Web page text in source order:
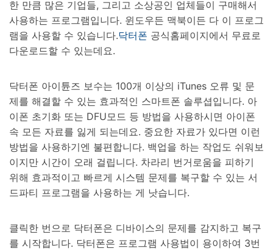
한 만큼 많은 기업들, 그리고 소상공인 업체들이 구매해서
사용하는 프로그램입니다. 윈도우든 맥북이든 다 이 프로그
램을 사용할 수 있습니다.닥터폰 공식홈페이지에서 무료로
다운로드할 수 있는데요.
닥터폰 아이튠즈 보수는 100개 이상의 iTunes 오류 및 문
제를 해결할 수 있는 효과적인 스마트폰 솔루셥입니다. 아
이폰 초기화 또는 DFU모드 등 방법을 사용하시면 아이폰
속 모든 자료를 잃게 되는데요. 중요한 자료가 있다면 이런
방법을 사용하기엔 불편합니다. 백업을 하는 작업도 쉬워보
이지만 시간이 오래 걸립니다. 차라리 번거로움을 피하기
위해 효과적이고 빠르게 시스템 문제를 복구할 수 있는 서
드파티 프로그램을 사용하는 게 낫습니다.
클릭한 번으로 닥터폰은 디바이스의 문제를 감지하고 복구
를 시작합니다. 닥터폰은 프로그램 사용법이 용이하여 3번